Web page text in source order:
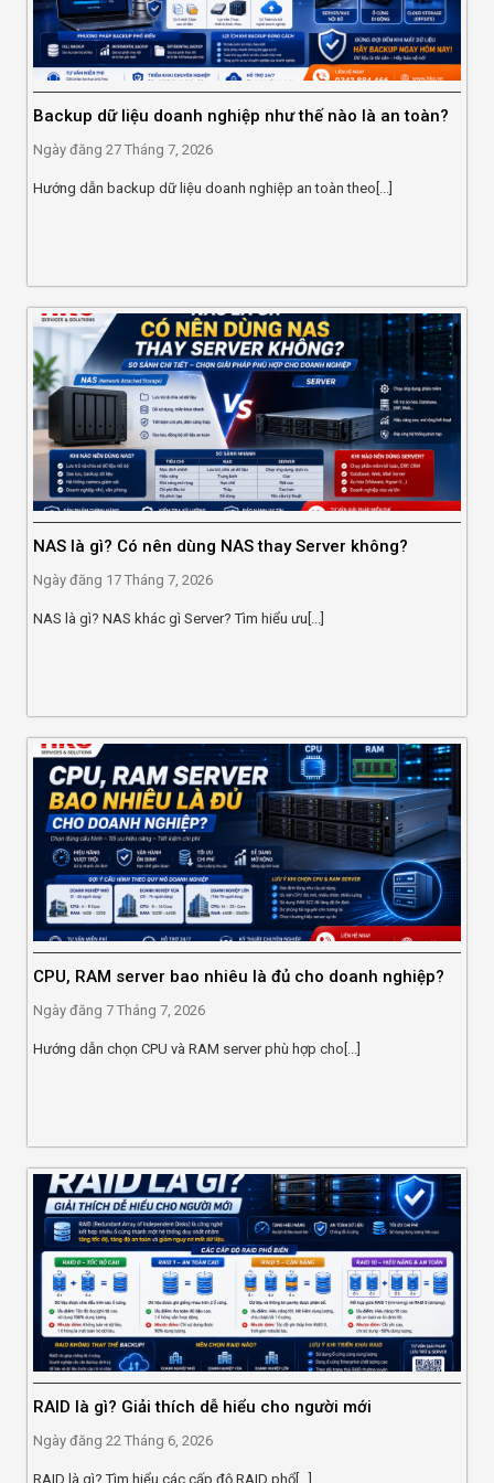
Backup dữ liệu doanh nghiệp như thế nào là an toàn?
Ngày đăng 27 Tháng 7, 2026
Hướng dẫn backup dữ liệu doanh nghiệp an toàn theo[...]
NAS là gì? Có nên dùng NAS thay Server không?
Ngày đăng 17 Tháng 7, 2026
NAS là gì? NAS khác gì Server? Tìm hiểu ưu[...]
CPU, RAM server bao nhiêu là đủ cho doanh nghiệp?
Ngày đăng 7 Tháng 7, 2026
Hướng dẫn chọn CPU và RAM server phù hợp cho[...]
RAID là gì? Giải thích dễ hiểu cho người mới
Ngày đăng 22 Tháng 6, 2026
RAID là gì? Tìm hiểu các cấp độ RAID phổ[...]